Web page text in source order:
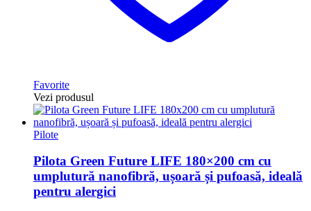
Favorite
Vezi produsul
Pilote
Pilota Green Future LIFE 180×200 cm cu
umplutură nanofibră, ușoară și pufoasă, ideală
pentru alergici